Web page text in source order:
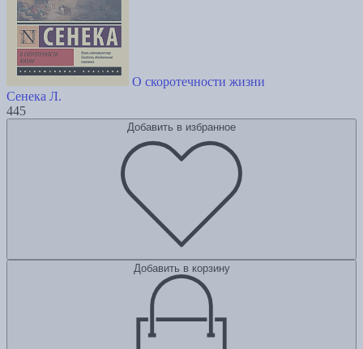
О скоротечности жизни
Сенека Л.
445
Добавить в избранное
Добавить в корзину